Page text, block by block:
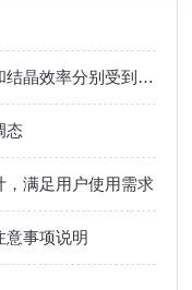
奥斯陆蒸发结晶设备的蒸发效率和结晶效率分别受到哪些因素的影响？
态
，满足用户使用需求
意事项说明